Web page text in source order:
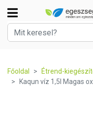
Főoldal Étrend-
Kaqun víz 1,5l Magas